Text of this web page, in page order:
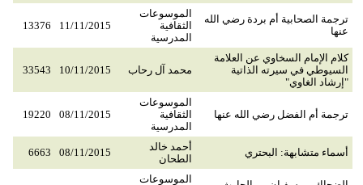
ترجمة الصحابية أم بردة رضي الله
عنها
الموسوعات
الثقافية
المدرسية
11/11/2015
13376
كلام الإمام السخاوي عن العلامة
السيوطي في سيرته الذاتية
"إرشاد الغاوي"
محمد آل رحاب 10/11/2015
33543
ترجمة أم الفضل رضي الله عنها
الموسوعات
الثقافية
المدرسية
08/11/2015
19220
أسماء متشابهة: البحتري
أحمد خالد
الطحان
08/11/2015
6663
الموسوعات